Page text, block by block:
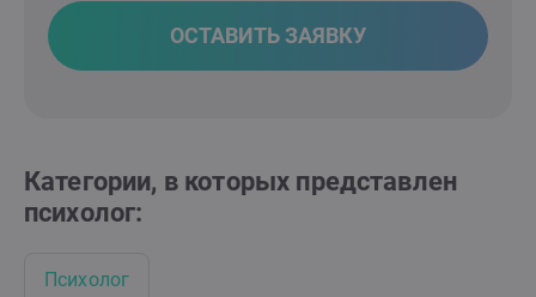
ОСТАВИТЬ ЗАЯВКУ
Категории, в которых представлен
психолог:
Психолог